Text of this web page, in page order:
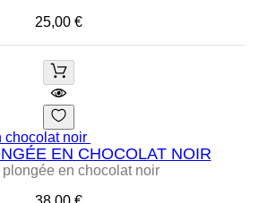
25,00 €Prix
EN CHOCOLAT NOIR
plongée en chocolat noir